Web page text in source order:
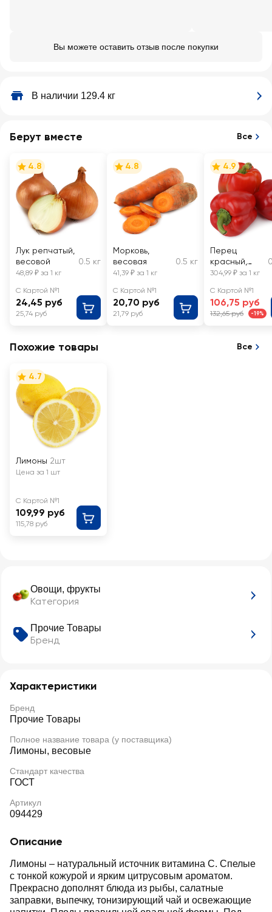
Вы можете оставить отзыв после покупки
В наличии 129.4 кг
Овощи, фрукты
Категория
Прочие Товары
Бренд
Характеристики
Бренд
Прочие Товары
Полное название товара (у поставщика)
Лимоны, весовые
Стандарт качества
ГОСТ
Артикул
094429
Описание
Лимоны – натуральный источник витамина C. Спелые
с тонкой кожурой и ярким цитрусовым ароматом.
Прекрасно дополнят блюда из рыбы, салатные
заправки, выпечку, тонизирующий чай и освежающие
Берут вместе Все
4.8
Лук репчатый,
весовой
0.5 кг
48,89 ₽ за 1 кг
С Картой №1
24,45 руб
25,74 руб
4.8
Морковь,
весовая
0.5 кг
41,39 ₽ за 1 кг
С Картой №1
20,70 руб
21,79 руб
4.9
Перец
красный,
весовой
304,99 ₽ за 1 кг
С Картой №1
106,75 руб
132,65 руб -19%
Похожие товары Все
4.7
Лимоны 2шт
Цена за 1 шт
С Картой №1
109,99 руб
115,78 руб